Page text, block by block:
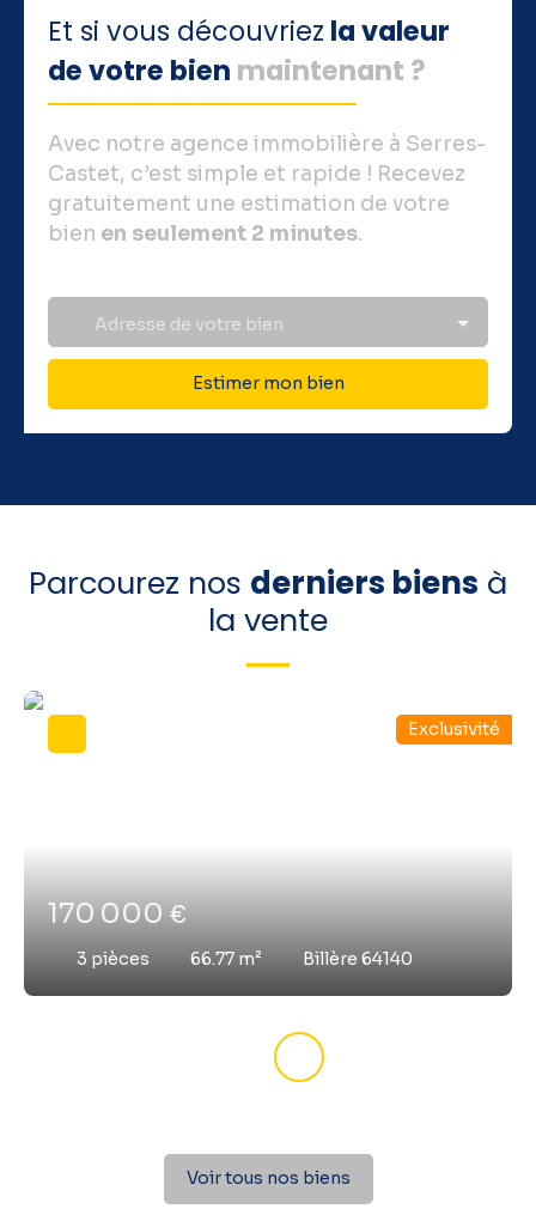
Et si vous découvriez la valeur
de votre bien maintenant ?
Avec notre agence immobilière à Serres-
Castet, c’est simple et rapide ! Recevez
gratuitement une estimation de votre
bien en seulement 2 minutes.
Adresse de votre bien
Estimer mon bien
Parcourez nos derniers biens à
la vente
170 000€
3 pièces 66.77 m² Billère 64140
Exclusivité
Voir tous nos biens